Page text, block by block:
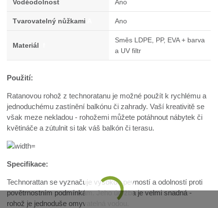
Voděodolnost Ano
Tvarovatelný nůžkami Ano
Materiál
Směs LDPE, PP, EVA + barva
a UV filtr
Použití:
Ratanovou rohož z technoratanu je možné použít k rychlému a
jednoduchému zastínění balkónu či zahrady. Vaší kreativitě se
však meze nekladou - rohožemi můžete potáhnout nábytek či
květináče a zútulnit si tak váš balkón či terasu.
Specifikace:
Technorattan se vyznačuje vysokou pevností a odolností proti
povětrnostním podmínkám. Jeho údržba je velmi snadná -
rohož je jednoduše omyvatelná vodou.